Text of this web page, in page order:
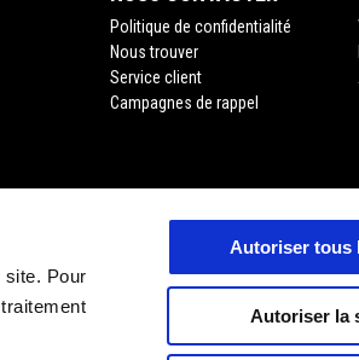
site. Pour
Autoriser tous
Autoriser la
Politique de confidentialité
Nous trouver
Service client
Campagnes de rappel